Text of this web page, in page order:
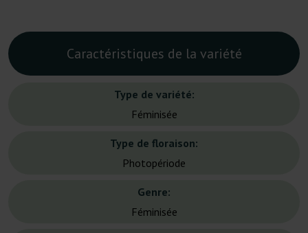
Caractéristiques de la variété
Type de variété:
Féminisée
Type de floraison:
Photopériode
Genre:
Féminisée